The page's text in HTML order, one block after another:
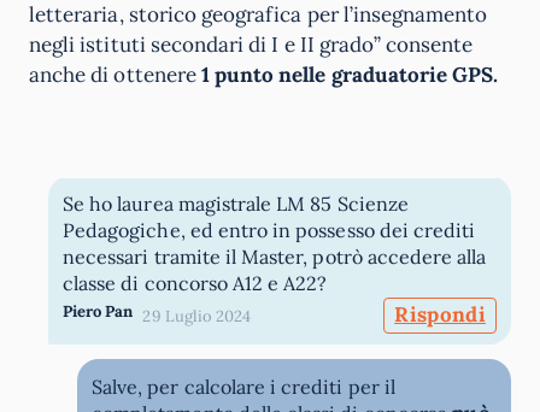
letteraria, storico geografica per l’insegnamento
negli istituti secondari di I e II grado” consente
anche di ottenere1 punto nelle graduatorie GPS.
Se ho laurea magistrale LM 85 Scienze
Pedagogiche, ed entro in possesso dei crediti
necessari tramite il Master, potrò accedere alla
classe di concorso A12 e A22?
Piero Pan 29 Luglio 2024 Rispondi
Salve, per calcolare i crediti per il